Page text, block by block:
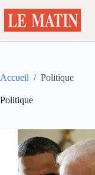
au
contenu
Accueil / Politique
Politique